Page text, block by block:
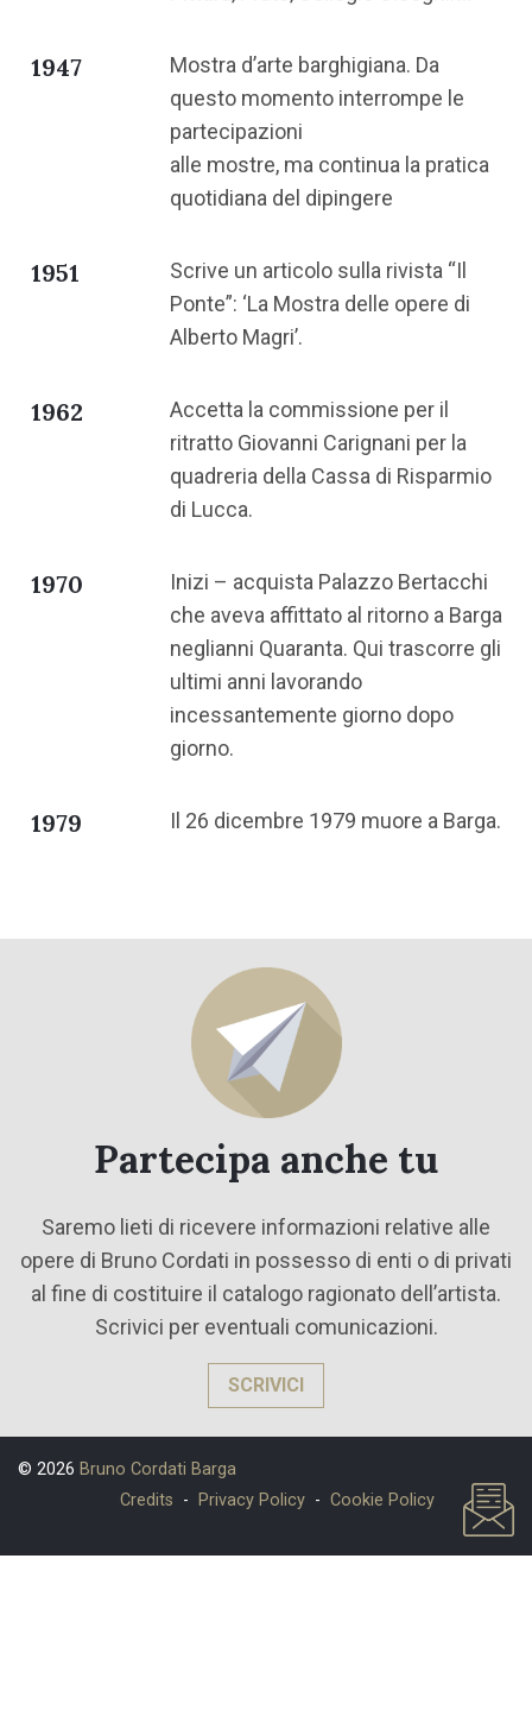
1947
Mostra d’arte barghigiana. Da
questo momento interrompe le
partecipazioni
alle mostre, ma continua la pratica
quotidiana del dipingere
1951
Scrive un articolo sulla rivista “Il
Ponte”: ‘La Mostra delle opere di
Alberto Magri’.
1962
Accetta la commissione per il
ritratto Giovanni Carignani per la
quadreria della Cassa di Risparmio
di Lucca.
1970
Inizi – acquista Palazzo Bertacchi
che aveva affittato al ritorno a Barga
neglianni Quaranta. Qui trascorre gli
ultimi anni lavorando
incessantemente giorno dopo
giorno.
1979 Il 26 dicembre 1979 muore a Barga.
Partecipa anche tu
Saremo lieti di ricevere informazioni relative alle
opere di Bruno Cordati in possesso di enti o di privati
al fine di costituire il catalogo ragionato dell’artista.
Scrivici per eventuali comunicazioni.
SCRIVICI
© 2026 Bruno Cordati Barga
Credits - Privacy Policy - Cookie Policy